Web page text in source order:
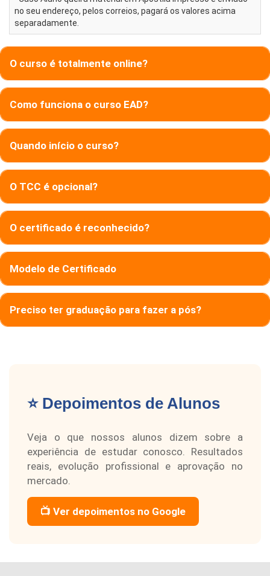
no seu endereço, pelos correios, pagará os valores acima
separadamente.
O curso é totalmente online?
Como funciona o curso EAD?
Quando início o curso?
O TCC é opcional?
O certificado é reconhecido?
Modelo de Certificado
Preciso ter graduação para fazer a pós?
⭐ Depoimentos de Alunos
Veja o que nossos alunos dizem sobre a
experiência de estudar conosco. Resultados
reais, evolução profissional e aprovação no
mercado.
📺 Ver depoimentos no Google